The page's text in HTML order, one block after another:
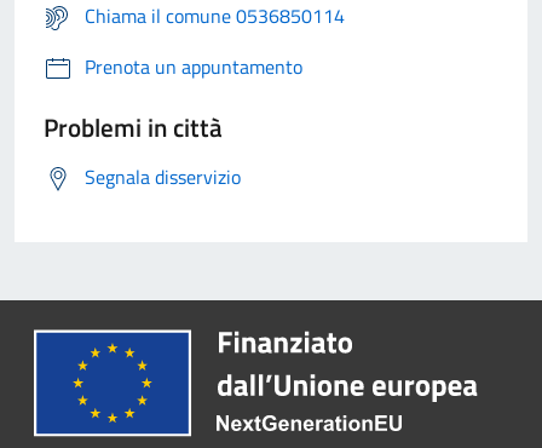
Chiama il comune 0536850114
Prenota un appuntamento
Problemi in città
Segnala disservizio